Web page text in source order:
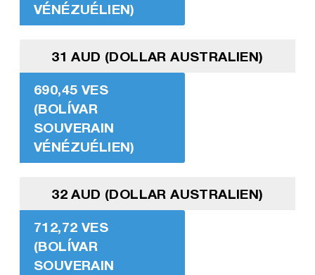
VÉNÉZUÉLIEN)
31 AUD (DOLLAR AUSTRALIEN)
690,45 VES
(BOLÍVAR
SOUVERAIN
VÉNÉZUÉLIEN)
32 AUD (DOLLAR AUSTRALIEN)
712,72 VES
(BOLÍVAR
SOUVERAIN